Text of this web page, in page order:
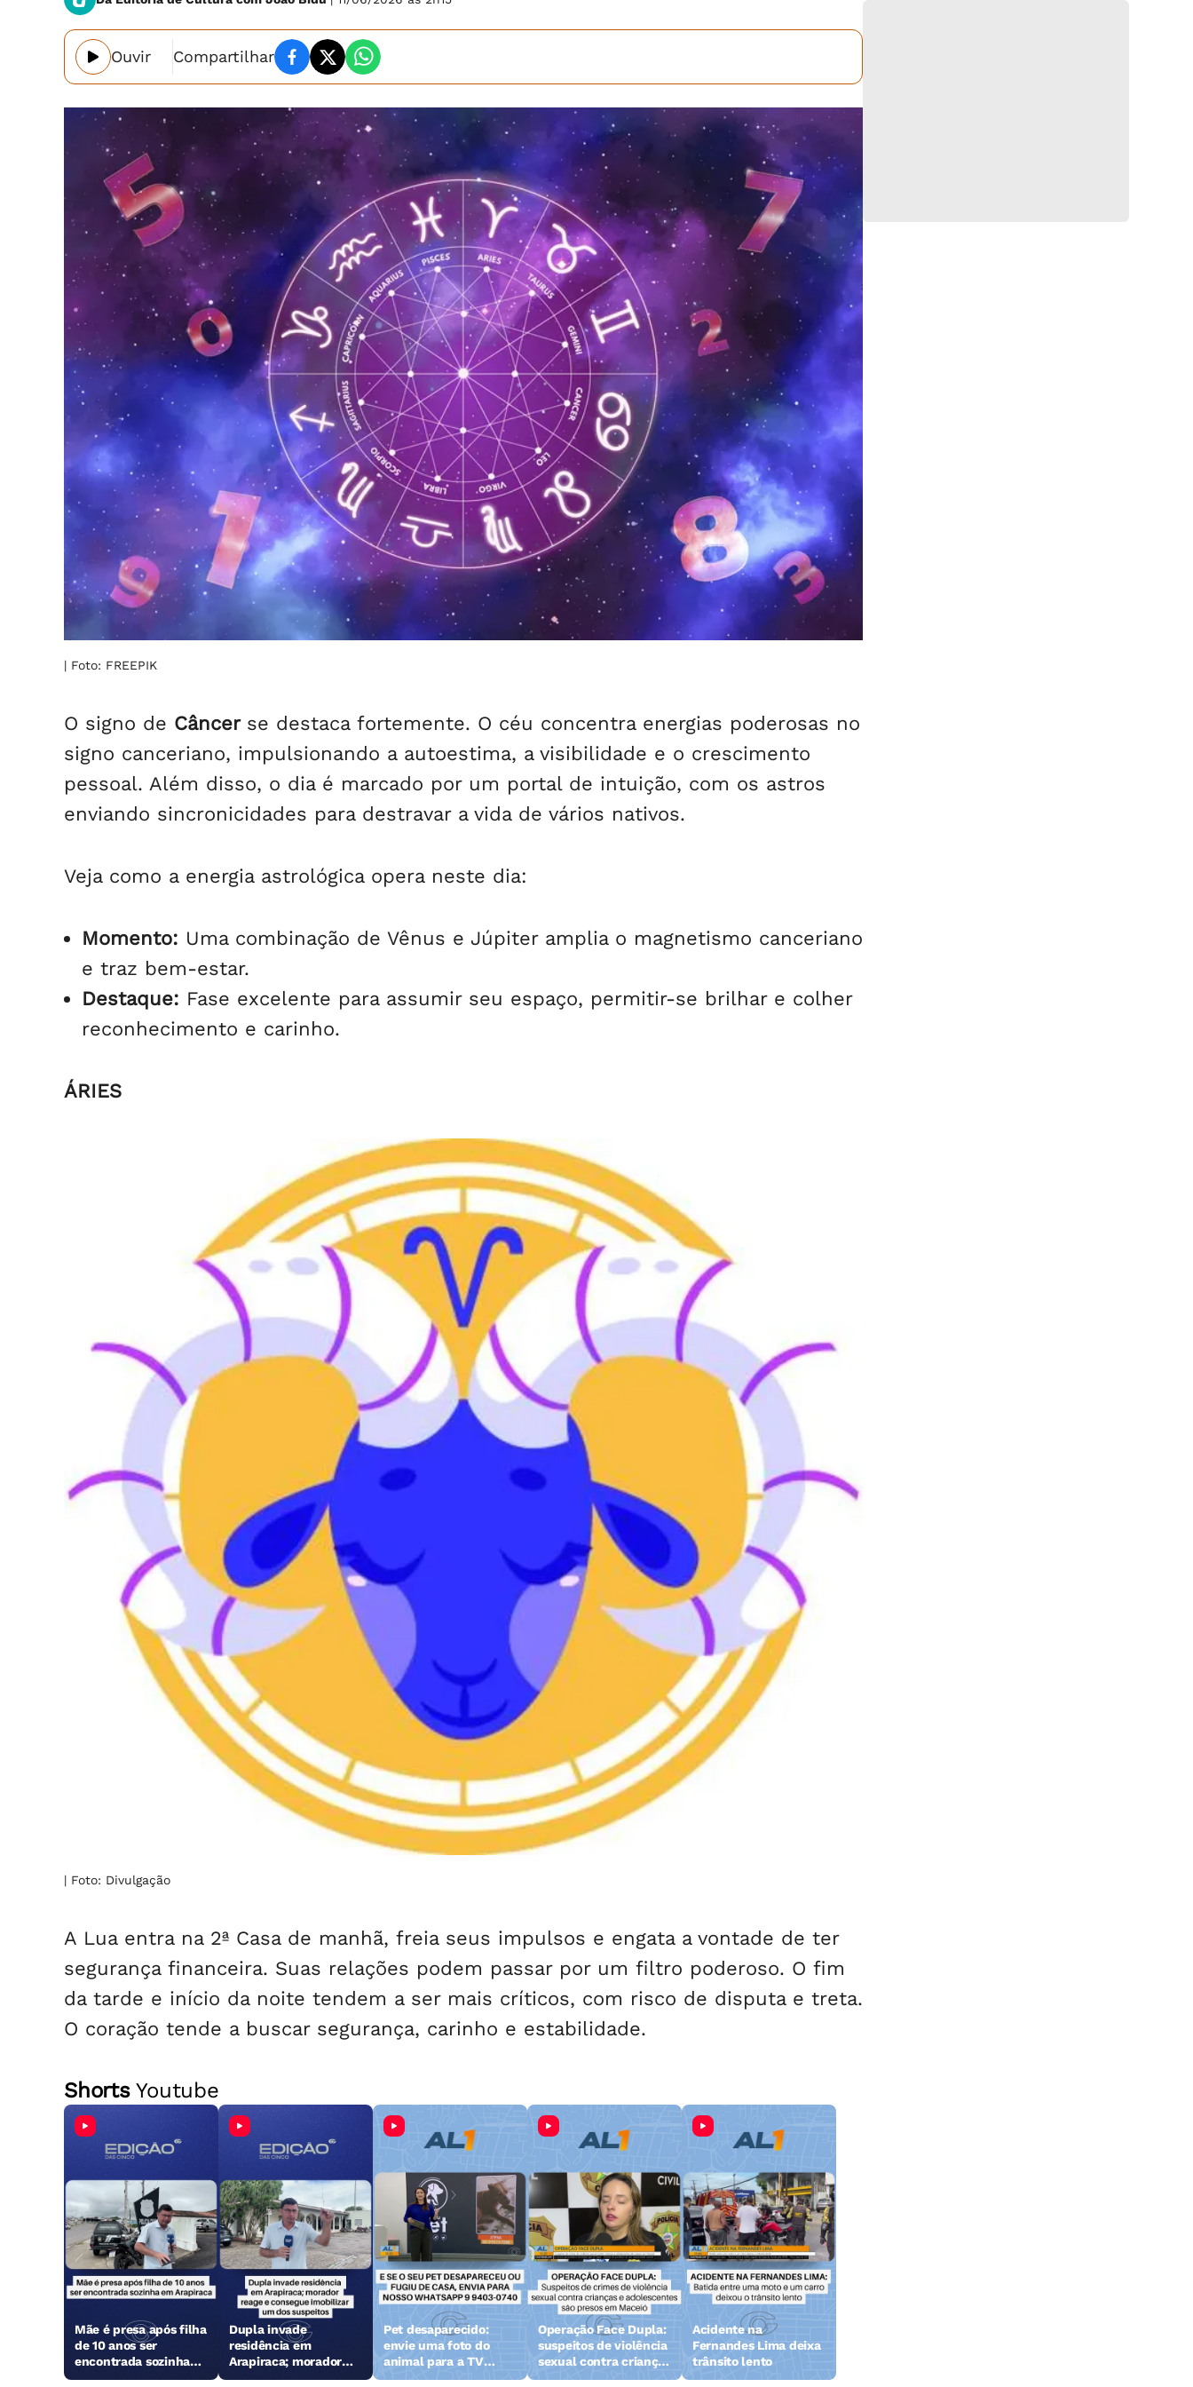
Ouvir Compartilhar
| Foto: FREEPIK
O signo de Câncer se destaca fortemente. O céu concentra energias poderosas no
signo canceriano, impulsionando a autoestima, a visibilidade e o crescimento
pessoal. Além disso, o dia é marcado por um portal de intuição, com os astros
enviando sincronicidades para destravar a vida de vários nativos.
Veja como a energia astrológica opera neste dia:
Momento: Uma combinação de Vênus e Júpiter amplia o magnetismo canceriano
e traz bem-estar.
Destaque: Fase excelente para assumir seu espaço, permitir-se brilhar e colher
reconhecimento e carinho.
ÁRIES
| Foto: Divulgação
A Lua entra na 2ª Casa de manhã, freia seus impulsos e engata a vontade de ter
segurança financeira. Suas relações podem passar por um filtro poderoso. O fim
da tarde e início da noite tendem a ser mais críticos, com risco de disputa e treta.
O coração tende a buscar segurança, carinho e estabilidade.
ShortsYoutube
Mãe é presa após filha
de 10 anos ser
encontrada sozinha
em Arapiraca
Dupla invade
residência em
Arapiraca; morador
reage e consegue
Pet desaparecido:
envie uma foto do
animal para a TV
Gazeta
Operação Face Dupla:
suspeitos de violência
sexual contra crianças
e adolescentes são
Acidente na
Fernandes Lima deixa
trânsito lento